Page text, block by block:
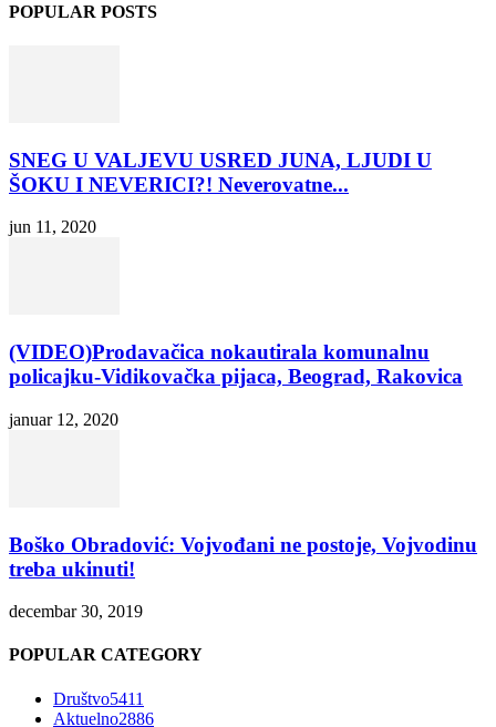
POPULAR POSTS
SNEG U VALJEVU USRED JUNA, LJUDI U
ŠOKU I NEVERICI?! Neverovatne...
jun 11, 2020
(VIDEO)Prodavačica nokautirala komunalnu
policajku-Vidikovačka pijaca, Beograd, Rakovica
januar 12, 2020
Boško Obradović: Vojvođani ne postoje, Vojvodinu
treba ukinuti!
decembar 30, 2019
POPULAR CATEGORY
Društvo5411
Aktuelno2886